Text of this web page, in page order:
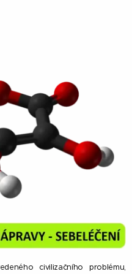
civilizačního problému,